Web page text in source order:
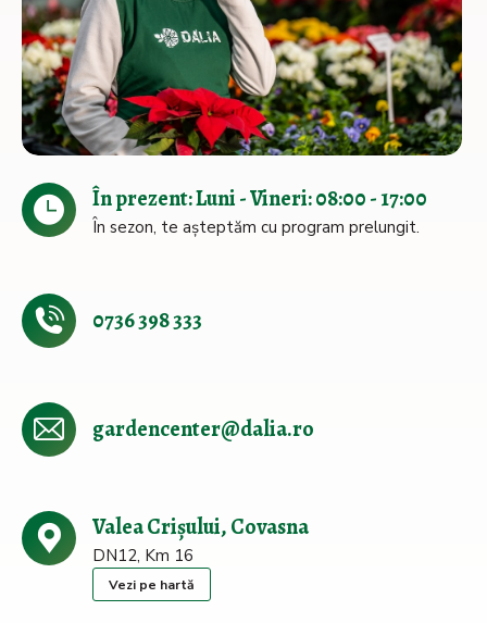
În prezent: Luni - Vineri: 08:00 - 17:00
În sezon, te așteptăm cu program prelungit.
0736 398 333
gardencenter@dalia.ro
Valea Crișului, Covasna
DN12, Km 16
Vezi pe hartă